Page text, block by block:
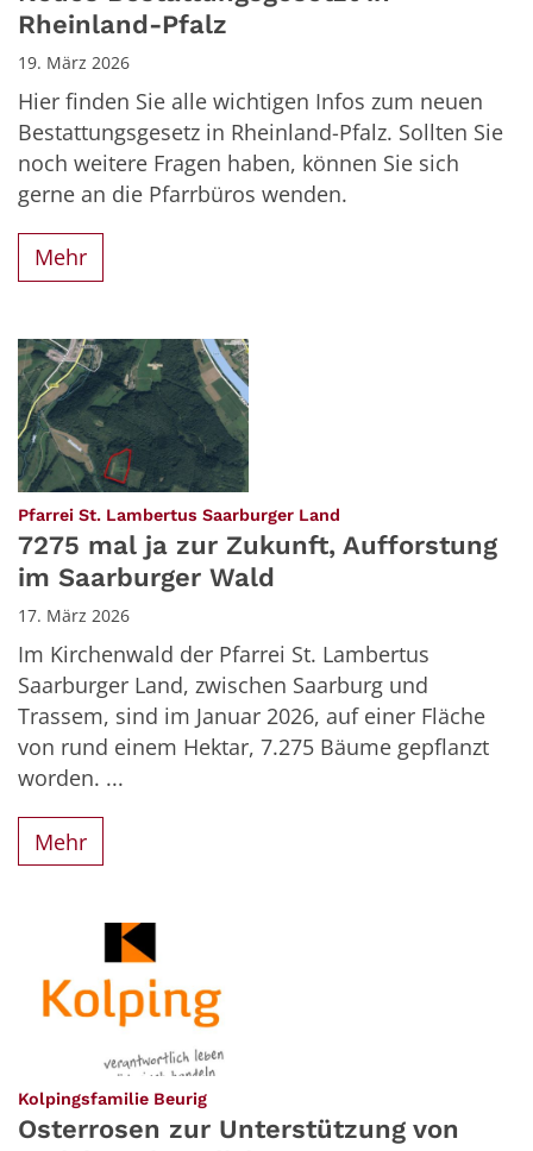
Rheinland-Pfalz
19. März 2026
Hier finden Sie alle wichtigen Infos zum neuen
Bestattungsgesetz in Rheinland-Pfalz. Sollten Sie
noch weitere Fragen haben, können Sie sich
gerne an die Pfarrbüros wenden.
Mehr
Pfarrei St. Lambertus Saarburger Land
7275 mal ja zur Zukunft, Aufforstung
im Saarburger Wald
17. März 2026
Im Kirchenwald der Pfarrei St. Lambertus
Saarburger Land, zwischen Saarburg und
Trassem, sind im Januar 2026, auf einer Fläche
von rund einem Hektar, 7.275 Bäume gepflanzt
worden. ...
Mehr
Kolpingsfamilie Beurig:
Osterrosen zur Unterstützung von